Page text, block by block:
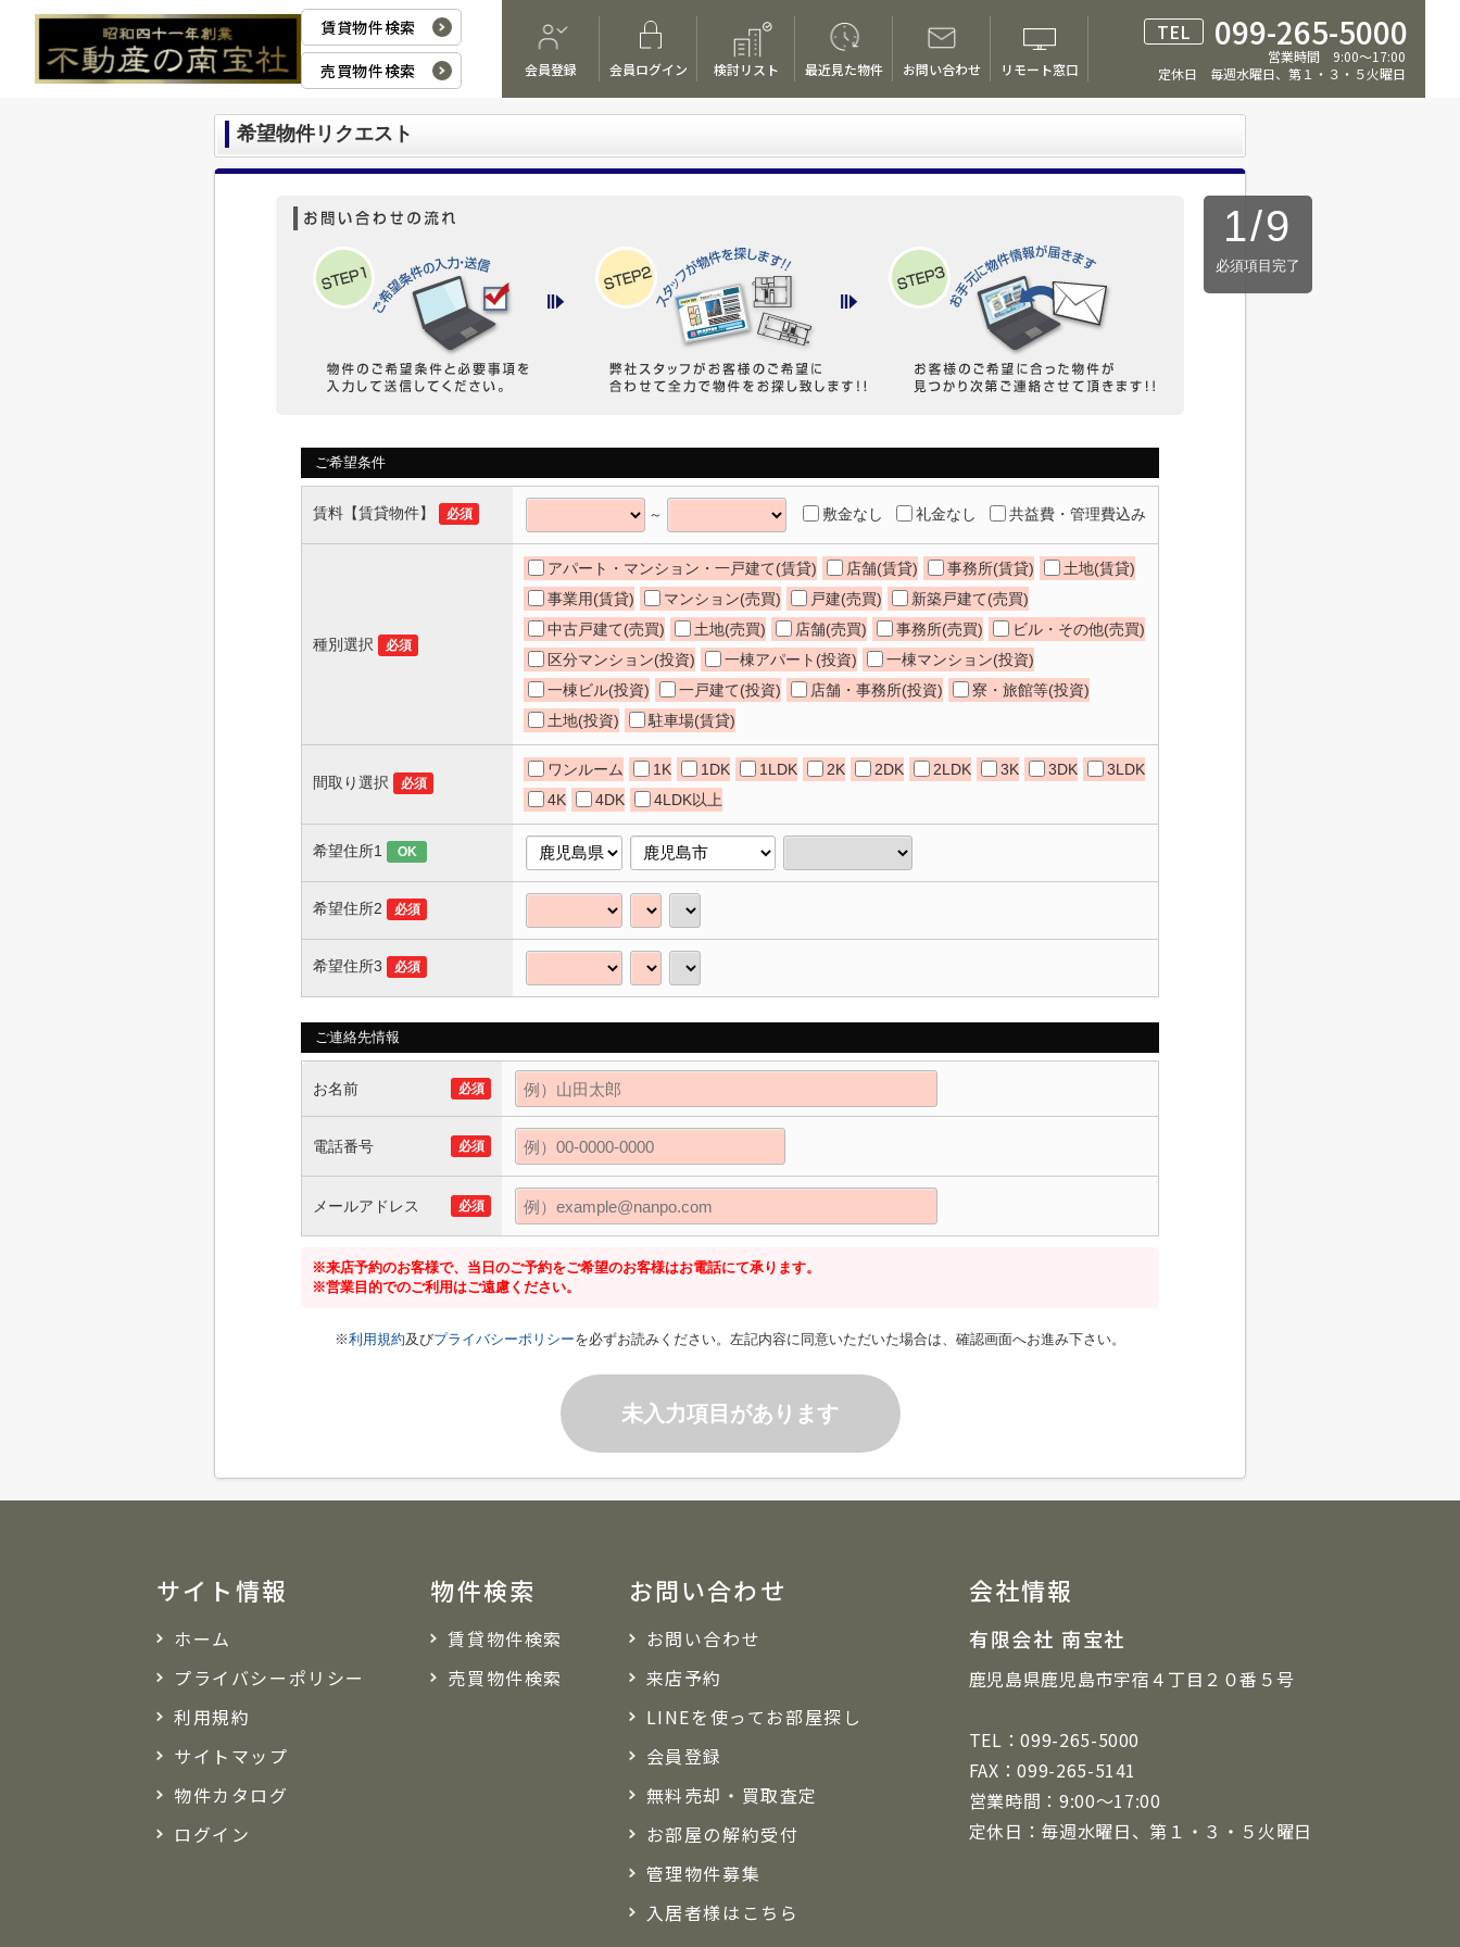
賃貸物件検索
売買物件検索
会員登録 会員ログイン 検討リスト 最近見た物件 お問い合わせ リモート窓口
TEL 099-265-5000
営業時間 9:00～17:00
定休日 毎週水曜日、第１・３・５火曜日
希望物件リクエスト
1/9
必須項目完了
ご希望条件
賃料【賃貸物件】 必須 ～ 敷金なし 礼金なし 共益費・管理費込み
種別選択 必須
アパート・マンション・一戸建て(賃貸) 店舗(賃貸) 事務所(賃貸)
土地(賃貸)
事業用(賃貸)
マンション(売買) 戸建(売買)
新築戸建て(売買)
中古戸建て(売買)
土地(売買) 店舗(売買) 事務所(売買)
ビル・その他(売買)
区分マンション(投資)
一棟アパート(投資)
一棟マンション(投資)
一棟ビル(投資)
一戸建て(投資) 店舗・事務所(投資)
寮・旅館等(投資)
土地(投資)
駐車場(賃貸)
間取り選択 必須
ワンルーム 1K 1DK 1LDK 2K 2DK 2LDK 3K 3DK
3LDK
4K
4DK 4LDK以上
希望住所1 OK
希望住所2 必須
希望住所3 必須
ご連絡先情報
お名前 必須
電話番号 必須
メールアドレス 必須
※来店予約のお客様で、当日のご予約をご希望のお客様はお電話にて承ります。
※営業目的でのご利用はご遠慮ください。
※利用規約及びプライバシーポリシーを必ずお読みください。左記内容に同意いただいた場合は、確認画面へお進み下さい。
未入力項目があります
サイト情報
ホーム
プライバシーポリシー
利用規約
サイトマップ
物件カタログ
ログイン
物件検索
賃貸物件検索
売買物件検索
お問い合わせ
お問い合わせ
来店予約
LINEを使ってお部屋探し
会員登録
無料売却・買取査定
お部屋の解約受付
管理物件募集
入居者様はこちら
会社情報
有限会社 南宝社
鹿児島県鹿児島市宇宿４丁目２０番５号
TEL：099-265-5000
FAX：099-265-5141
営業時間：9:00～17:00
定休日：毎週水曜日、第１・３・５火曜日